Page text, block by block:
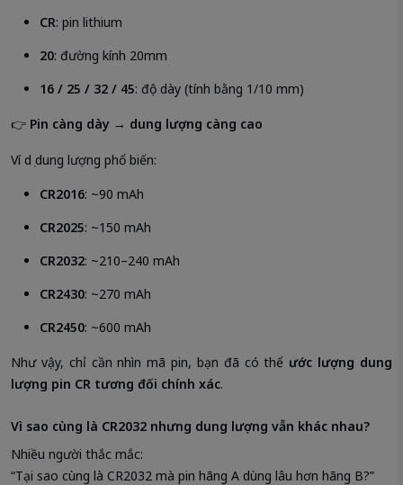
CR: pin lithium
20: đường kính 20mm
16 / 25 / 32 / 45: độ dày (tính bằng 1/10 mm)
👉 Pin càng dày → dung lượng càng cao
Ví dụ dung lượng phổ biến:
CR2016: ~90 mAh
CR2025: ~150 mAh
CR2032: ~210–240 mAh
CR2430: ~270 mAh
CR2450: ~600 mAh
Như vậy, chỉ cần nhìn mã pin, bạn đã có thể ước lượng dung
lượng pin CR tương đối chính xác.
Vì sao cùng là CR2032 nhưng dung lượng vẫn khác nhau?
Nhiều người thắc mắc:
“Tại sao cùng là CR2032 mà pin hãng A dùng lâu hơn hãng B?”